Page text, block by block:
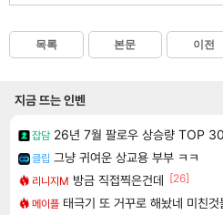
목록 본문 이전
지금 뜨는 인벤
잡담 26년 7월 팔로우 상승량 TOP
클립 그냥 귀여운 상교용 부부 ㅋㅋ
리니지M 방금 직접찍은건데 [26]
메이플 태극기 또 거꾸로 해놨네 미친것